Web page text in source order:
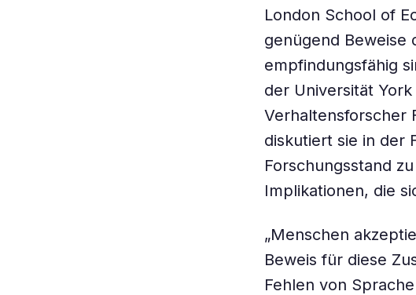
London School of
genügend
empfindungsfähig
der Universität
Verhaltensforscher
diskutiert sie in der
Forschungsstand
Implikationen, die
„Menschen
Beweis für diese
Fehlen von